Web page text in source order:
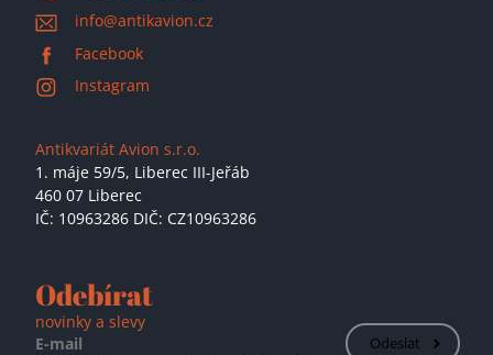
info@antikavion.cz
Facebook
Instagram
Antikvariát Avion s.r.o.
1. máje 59/5, Liberec III-Jeřáb
460 07 Liberec
IČ: 10963286 DIČ: CZ10963286
Odebírat
novinky a slevy
Odeslat